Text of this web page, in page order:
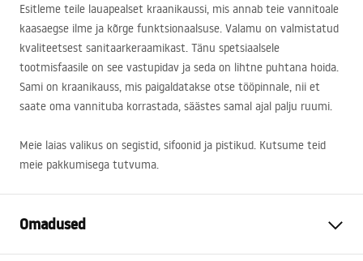
Esitleme teile lauapealset kraanikaussi, mis annab teie vannitoale
kaasaegse ilme ja kõrge funktsionaalsuse. Valamu on valmistatud
kvaliteetsest sanitaarkeraamikast. Tänu spetsiaalsele
tootmisfaasile on see vastupidav ja seda on lihtne puhtana hoida.
Sami on kraanikauss, mis paigaldatakse otse tööpinnale, nii et
saate oma vannituba korrastada, säästes samal ajal palju ruumi.
Meie laias valikus on segistid, sifoonid ja pistikud. Kutsume teid
meie pakkumisega tutvuma.
Omadused